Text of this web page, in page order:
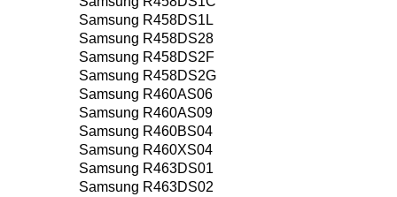
Samsung R458DS1L
Samsung R458DS28
Samsung R458DS2F
Samsung R458DS2G
Samsung R460AS06
Samsung R460AS09
Samsung R460BS04
Samsung R460XS04
Samsung R463DS01
Samsung R463DS02